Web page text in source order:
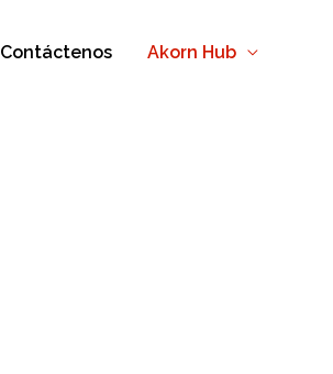
Contáctenos Akorn Hub